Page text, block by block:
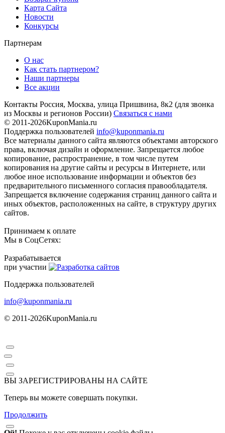
Карта Сайта
Новости
Конкурсы
Партнерам
О нас
Как стать партнером?
Наши партнеры
Все акции
Контакты Россия, Москва, улица Пришвина, 8к2 (для звонка
из Москвы и регионов России) Связаться с нами
© 2011-2026KuponMania.ru
Поддержка пользователей info@kuponmania.ru
Все материалы данного сайта являются объектами авторского
права, включая дизайн и оформление. Запрещается любое
копирование, распространение, в том числе путем
копирования на другие сайты и ресурсы в Интернете, или
любое иное использование информации и объектов без
предварительного письменного согласия правообладателя.
Запрещается включение содержания страниц данного сайта и
иных объектов, расположенных на сайте, в структуру других
сайтов.
Принимаем к оплате
Мы в СоцСетях:
Разрабатывается
при участии
Поддержка пользователей
info@kuponmania.ru
© 2011-2026KuponMania.ru
ВЫ ЗАРЕГИСТРИРОВАНЫ НА САЙТЕ
Теперь вы можете совершать покупки.
Продолжить